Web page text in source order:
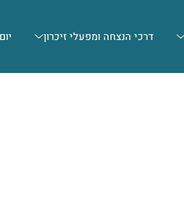
דרכי הנצחה ומפעלי זיכרון